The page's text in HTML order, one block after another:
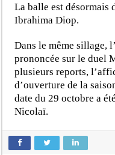
La balle est désormais
Ibrahima Diop.
Dans le même sillage,
prononcée sur le duel
plusieurs reports,
d’ouverture de la
date du 29 octobre a
Nicolaï.